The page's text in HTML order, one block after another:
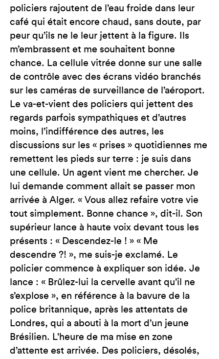
policiers rajoutent de l’eau froide dans leur
café qui était encore chaud, sans doute, par
peur qu’ils ne le leur jettent à la figure. Ils
m’embrassent et me souhaitent bonne
chance. La cellule vitrée donne sur une salle
de contrôle avec des écrans vidéo branchés
sur les caméras de surveillance de l’aéroport.
Le va-et-vient des policiers qui jettent des
regards parfois sympathiques et d’autres
moins, l’indifférence des autres, les
discussions sur les « prises » quotidiennes me
remettent les pieds sur terre : je suis dans
une cellule. Un agent vient me chercher. Je
lui demande comment allait se passer mon
arrivée à Alger. « Vous allez refaire votre vie
tout simplement. Bonne chance », dit-il. Son
supérieur lance à haute voix devant tous les
présents : « Descendez-le ! » « Me
descendre ?! », me suis-je exclamé. Le
policier commence à expliquer son idée. Je
lance : « Brûlez-lui la cervelle avant qu’il ne
s’explose », en référence à la bavure de la
police britannique, après les attentats de
Londres, qui a abouti à la mort d’un jeune
Brésilien. L’heure de ma mise en zone
d’attente est arrivée. Des policiers, désolés,